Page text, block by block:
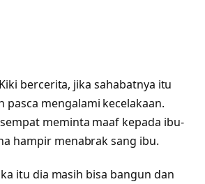
bercerita, jika sahabatnya itu
pasca mengalami kecelakaan.
sempat meminta maaf kepada ibu-
hampir menabrak sang ibu.
itu dia masih bisa bangun dan